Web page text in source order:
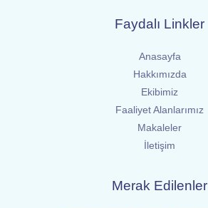
Faydalı Linkler
Anasayfa
Hakkımızda
Ekibimiz
Faaliyet Alanlarımız
Makaleler
İletişim
Merak Edilenler